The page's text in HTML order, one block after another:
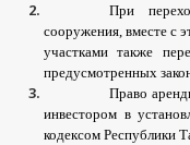
При
сооружения,вместе с
участками также
предусмотренных
Право
инвестором в
кодексом Республики